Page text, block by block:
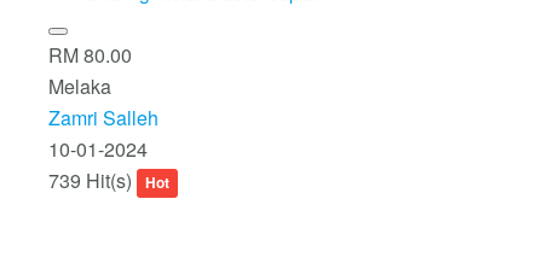
RM 80.00
Melaka
Zamri Salleh
10-01-2024
739 Hit(s)
Hot